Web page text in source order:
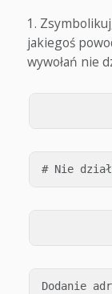
jakiegoś
wywołań nie